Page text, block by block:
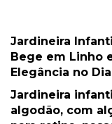
Jardineira
Bege em Linho
Elegância no
Jardineira
algodão, com